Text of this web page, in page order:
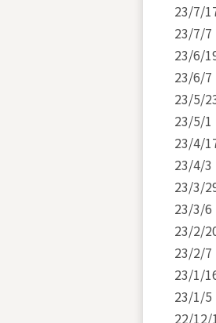
23/7/
23/
23/6/
23/6/7
23/5/
23/5/
23/4/
23/4/3
23/3/
23/3/6
23/2/
23/2/7
23/1/
23/1/5
22/12/